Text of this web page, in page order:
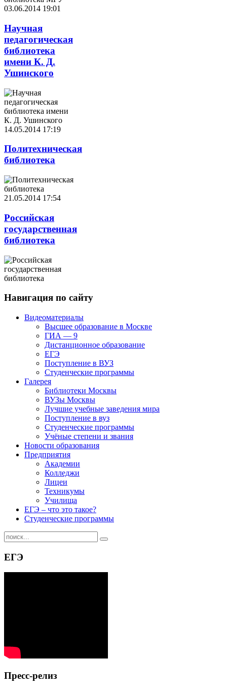
03.06.2014 19:01
Научная
педагогическая
библиотека
имени К. Д.
Ушинского
14.05.2014 17:19
Политехническая
библиотека
21.05.2014 17:54
Российская
государственная
библиотека
Навигация по сайту
Видеоматериалы
Высшее образование в Москве
ГИА — 9
Дистанционное образование
ЕГЭ
Поступление в ВУЗ
Студенческие программы
Галерея
Библиотеки Москвы
ВУЗы Москвы
Лучшие учебные заведения мира
Поступление в вуз
Студенческие программы
Учёные степени и звания
Новости образования
Предприятия
Академии
Колледжи
Лицеи
Техникумы
Училища
ЕГЭ – что это такое?
Студенческие программы
ЕГЭ
Пресс-релиз